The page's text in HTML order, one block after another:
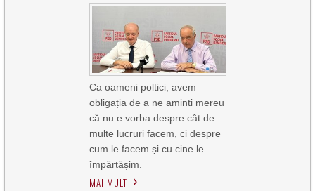
Ca oameni poltici, avem
obligația de a ne aminti mereu
că nu e vorba despre cât de
multe lucruri facem, ci despre
cum le facem și cu cine le
împărtășim.
MAI MULT